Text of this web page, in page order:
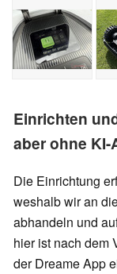
Einrichten
aber ohne
Die Einrichtung
weshalb wir an
abhandeln und
hier ist nach dem
der Dreame App